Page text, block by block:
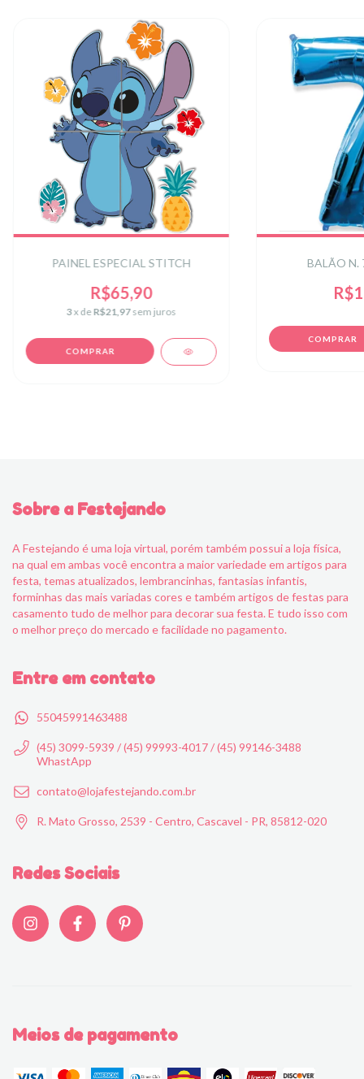
PAINEL ESPECIAL STITCH
R$65,90
3x deR$21,97sem juros
BALÃO N.
Sobre a Festejando
A Festejando é uma loja virtual, porém também possui a loja física,
na qual em ambas você encontra a maior variedade em artigos para
festa, temas atualizados, lembrancinhas, fantasias infantis,
forminhas das mais variadas cores e também artigos de festas para
casamento tudo de melhor para decorar sua festa. E tudo isso com
o melhor preço do mercado e facilidade no pagamento.
Entre em contato
55045991463488
(45) 3099-5939 / (45) 99993-4017 / (45) 99146-3488
WhastApp
contato@lojafestejando.com.br
R. Mato Grosso, 2539 - Centro, Cascavel - PR, 85812-020
Redes Sociais
Meios de pagamento